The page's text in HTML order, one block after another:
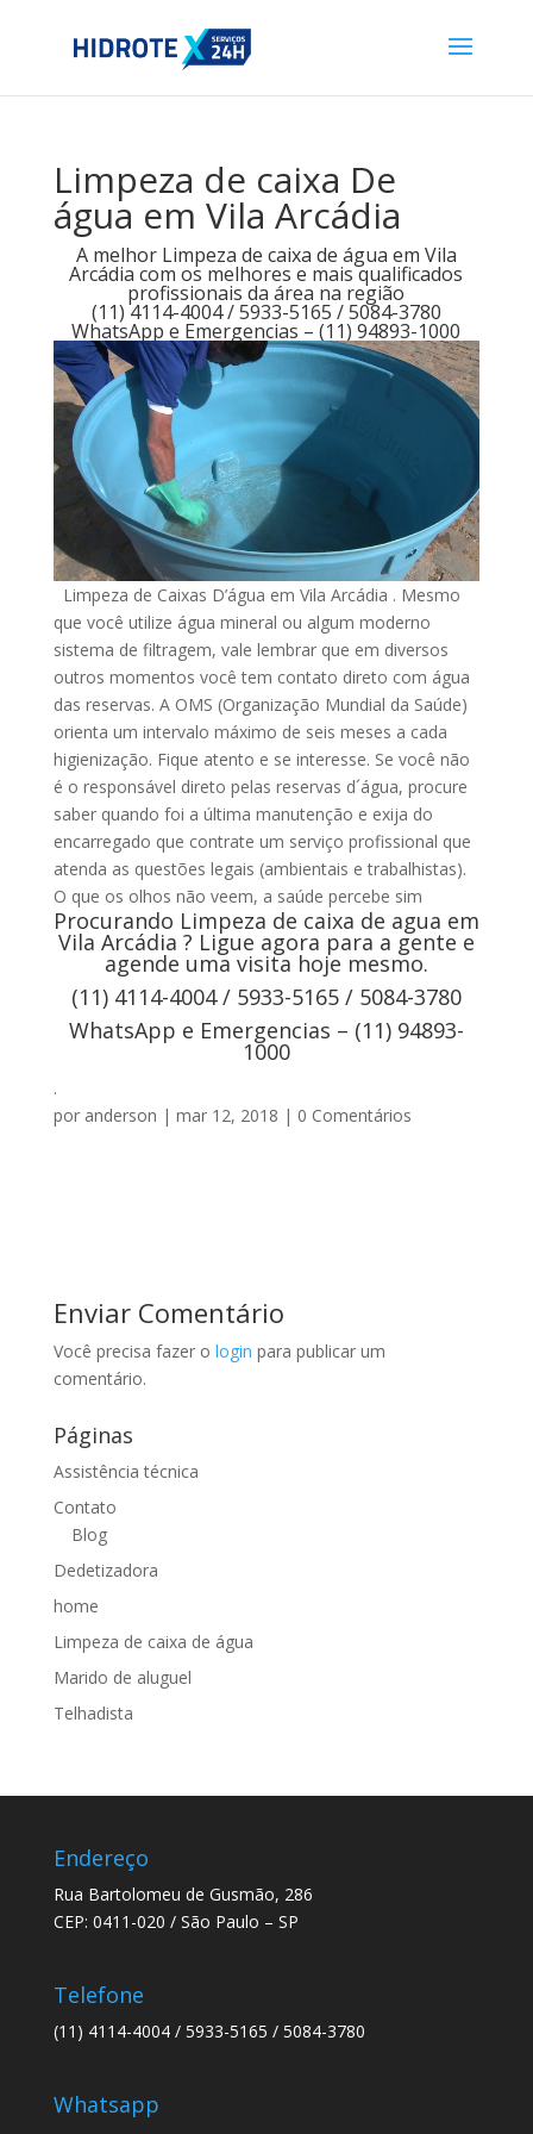
Limpeza de caixa De
água em Vila Arcádia
A melhor Limpeza de caixa de água em Vila
Arcádia com os melhores e mais qualificados
profissionais da área na região
(11) 4114-4004 / 5933-5165 / 5084-3780
WhatsApp e Emergencias – (11) 94893-1000
Limpeza de Caixas D’água em Vila Arcádia . Mesmo
que você utilize água mineral ou algum moderno
sistema de filtragem, vale lembrar que em diversos
outros momentos você tem contato direto com água
das reservas. A OMS (Organização Mundial da Saúde)
orienta um intervalo máximo de seis meses a cada
higienização. Fique atento e se interesse. Se você não
é o responsável direto pelas reservas d´água, procure
saber quando foi a última manutenção e exija do
encarregado que contrate um serviço profissional que
atenda as questões legais (ambientais e trabalhistas).
O que os olhos não veem, a saúde percebe sim
Procurando Limpeza de caixa de agua em
Vila Arcádia ? Ligue agora para a gente e
agende uma visita hoje mesmo.
(11) 4114-4004 / 5933-5165 / 5084-3780
WhatsApp e Emergencias – (11) 94893-
1000
.
por anderson | mar 12, 2018 | 0 Comentários
Enviar Comentário
Você precisa fazer o login para publicar um
comentário.
Páginas
Assistência técnica
Contato
Blog
Dedetizadora
home
Limpeza de caixa de água
Marido de aluguel
Telhadista
Endereço
Rua Bartolomeu de Gusmão, 286
CEP: 0411-020 / São Paulo – SP
Telefone
(11) 4114-4004 / 5933-5165 / 5084-3780
Whatsapp